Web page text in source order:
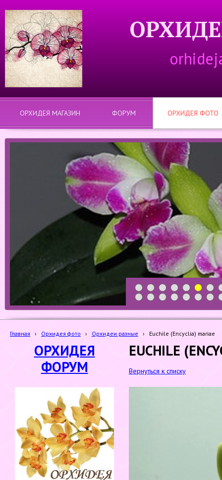
ОРХИДЕЯ МАГАЗИН ФОРУМ ОРХИДЕЯ ФОТО
1 2 3 4 5 6 7
8
19 20 21 22 23 24 25
Главная › Орхидея фото › Орхидеи разные › Euchile (Encyclia) mariae
ОРХИДЕЯ
ФОРУМ
EUCHILE
Вернуться к списку